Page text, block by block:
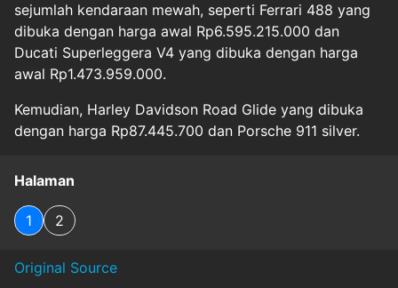
sejumlah kendaraan mewah, seperti Ferrari 488 yang
dibuka dengan harga awal Rp6.595.215.000 dan
Ducati Superleggera V4 yang dibuka dengan harga
awal Rp1.473.959.000.
Kemudian, Harley Davidson Road Glide yang dibuka
dengan harga Rp87.445.700 dan Porsche 911 silver.
Halaman
1 2
Original Source